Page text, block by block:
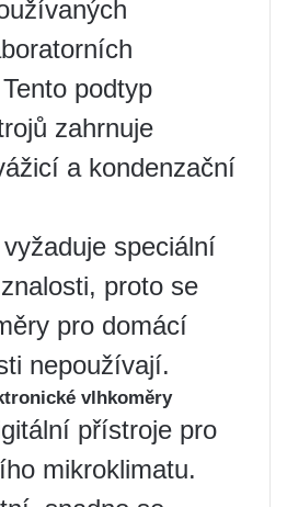
podtyp
zahrnuje
a kondenzační
speciální
proto se
pro domácí
nepoužívají.
vlhkoměry
přístroje pro
mikroklimatu.